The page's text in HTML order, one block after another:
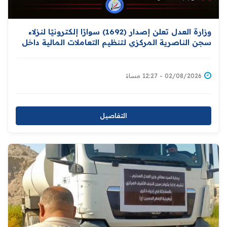
وزارة العدل تعلن إصدار (1692) سوارًا إلكترونيًا لنزلاء
سجن الناصرية المركزي لتنظيم التعاملات المالية داخل
02/08/2026 - 12:27 مساءً
التفاصيل